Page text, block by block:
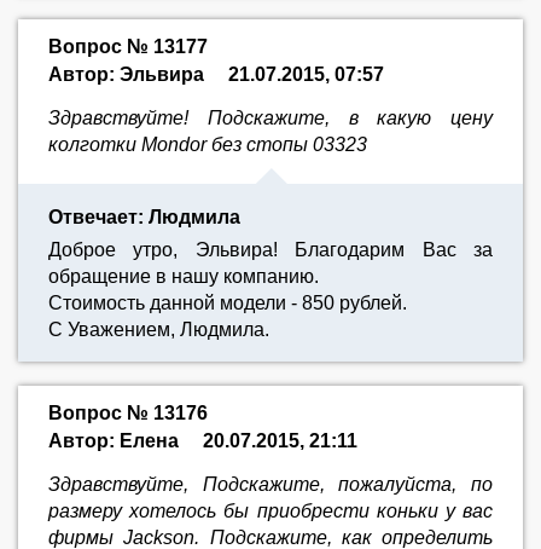
Вопрос № 13177
Автор: Эльвира
21.07.2015, 07:57
Здравствуйте! Подскажите, в какую цену
колготки Mondor без стопы 03323
Отвечает: Людмила
Доброе утро, Эльвира! Благодарим Вас за
обращение в нашу компанию.
Стоимость данной модели - 850 рублей.
С Уважением, Людмила.
Вопрос № 13176
Автор: Елена
20.07.2015, 21:11
Здравствуйте, Подскажите, пожалуйста, по
размеру хотелось бы приобрести коньки у вас
фирмы Jackson. Подскажите, как определить